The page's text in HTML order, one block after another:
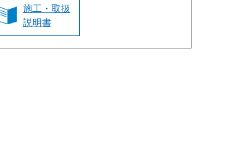
施工・取扱
説明書